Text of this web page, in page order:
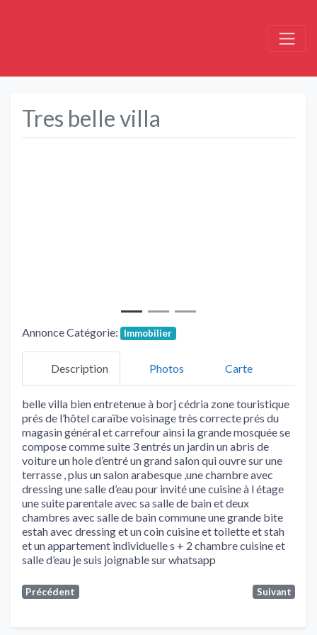
Tres belle villa
Annonce Catégorie: Immobilier
Description Photos Carte
belle villa bien entretenue à borj cédria zone touristique
prés de l’hôtel caraïbe voisinage très correcte prés du
magasin général et carrefour ainsi la grande mosquée se
compose comme suite 3 entrés un jardin un abris de
voiture un hole d’entré un grand salon qui ouvre sur une
terrasse , plus un salon arabesque ,une chambre avec
dressing une salle d’eau pour invité une cuisine à l étage
une suite parentale avec sa salle de bain et deux
chambres avec salle de bain commune une grande bite
estah avec dressing et un coin cuisine et toilette et stah
et un appartement individuelle s + 2 chambre cuisine et
salle d’eau je suis joignable sur whatsapp
Précédent Suivant